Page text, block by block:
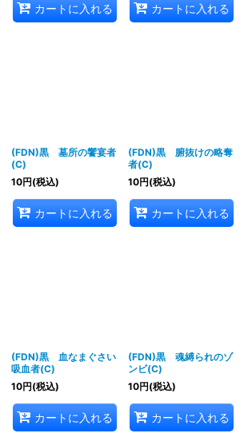
カートに入れる カートに入れる
(FDN)黒 墓所の饗宴者
(C)
10円(税込)
カートに入れる
(FDN)黒 腑抜けの略奪
者(C)
10円(税込)
カートに入れる
(FDN)黒 血なまぐさい
吸血者(C)
10円(税込)
カートに入れる
(FDN)黒 魂縛られのゾ
ンビ(C)
10円(税込)
カートに入れる